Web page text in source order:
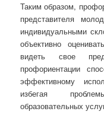
Таким образом,
представителя
индивидуальными
объективно
видеть свое
профориентации
эффективному
избегая
образовательных